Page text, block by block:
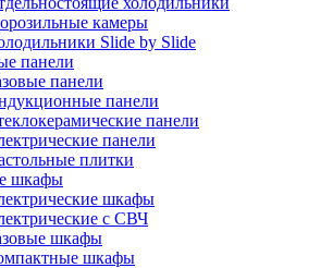
камеры
Slide by Slide
панели
панели
панели
панели
панели
плитки
шкафы
шкафы
с СВЧ
шкафы
шкафы